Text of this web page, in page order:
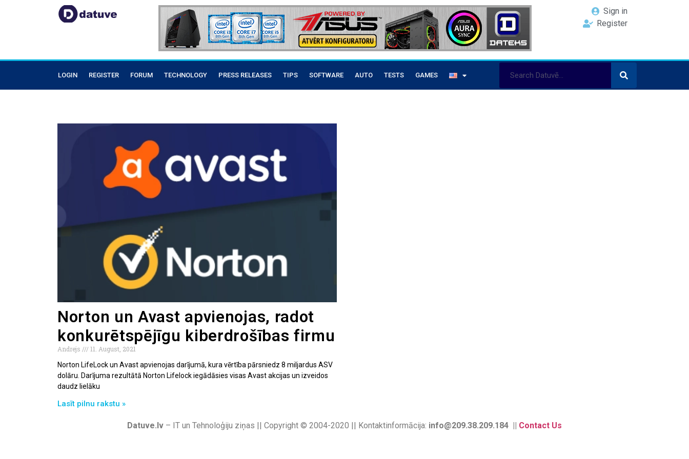
Sign in
Register
LOGIN REGISTER FORUM TECHNOLOGY PRESS RELEASES TIPS SOFTWARE AUTO TESTS GAMES
Norton un Avast apvienojas, radot
konkurētspējīgu kiberdrošības firmu
Andrejs
11. August, 2021
Norton LifeLock un Avast apvienojas darījumā, kura vērtība pārsniedz 8 miljardus ASV
dolāru. Darījuma rezultātā Norton Lifelock iegādāsies visas Avast akcijas un izveidos
daudz lielāku
Lasīt pilnu rakstu »
Datuve.lv – IT un Tehnoloģiju ziņas || Copyright © 2004-2020 || Kontaktinformācija: info@209.38.209.184 || Contact Us